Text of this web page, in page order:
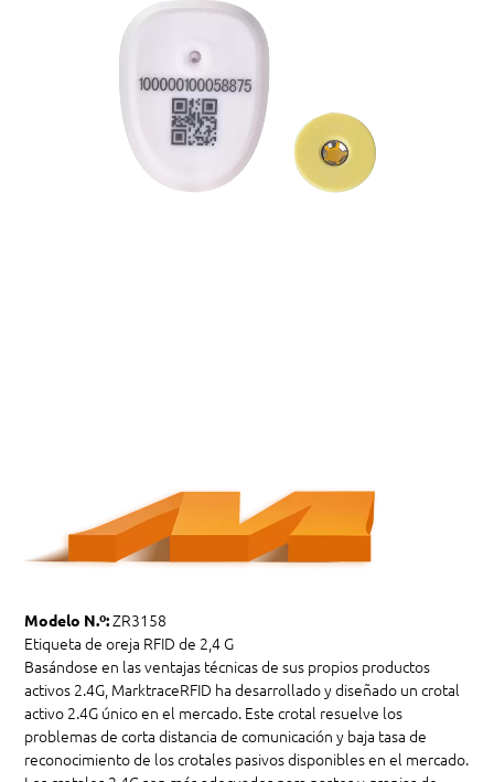
Modelo N.º:ZR3158
Etiqueta de oreja RFID de 2,4 G
Basándose en las ventajas técnicas de sus propios productos
activos 2.4G, MarktraceRFID ha desarrollado y diseñado un crotal
activo 2.4G único en el mercado. Este crotal resuelve los
problemas de corta distancia de comunicación y baja tasa de
reconocimiento de los crotales pasivos disponibles en el mercado.